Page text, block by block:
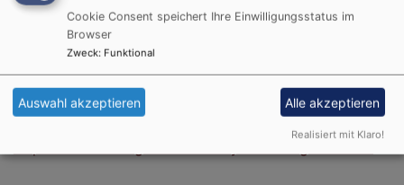
Kommen Sie doch einfach mal vorbei. Siehe auch:
www.kirchenladen-aschaffenburg.de
Glaubens-ABC finden Sie unter:
https://www.ekd.de/einsteiger/einsteiger.html
Cookie Consent speichert Ihre Einwilligungsstatus im
Browser
Zweck: Funktional
Auswahl akzeptieren Alle akzeptieren
Realisiert mit Klaro!